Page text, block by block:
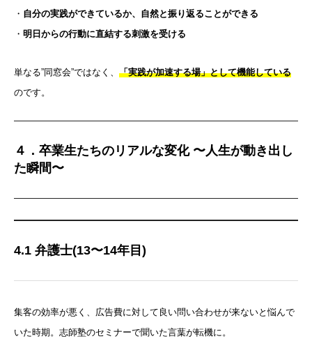
・ 自分の実践ができているか、自然と振り返ることができる
・ 明日からの行動に直結する刺激を受ける
単なる”同窓会”ではなく、 「実践が加速する場」として機能している
のです。
４．卒業生たちのリアルな変化 〜人生が動き出し
た瞬間〜
4.1 弁護士(13〜14年目)
集客の効率が悪く、広告費に対して良い問い合わせが来ないと悩んで
いた時期。志師塾のセミナーで聞いた言葉が転機に。